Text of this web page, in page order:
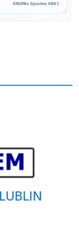
KRUPAs Synchro V60.1